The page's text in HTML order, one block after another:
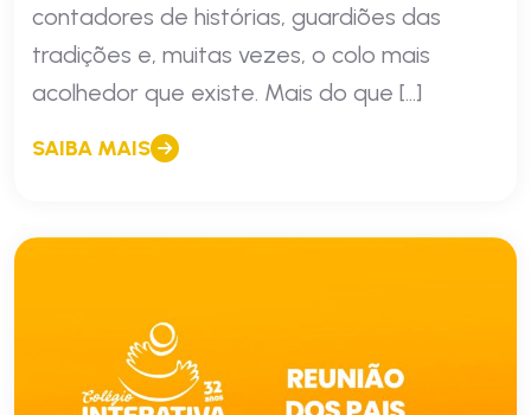
contadores de histórias, guardiões das
tradições e, muitas vezes, o colo mais
acolhedor que existe. Mais do que […]
SAIBA MAIS